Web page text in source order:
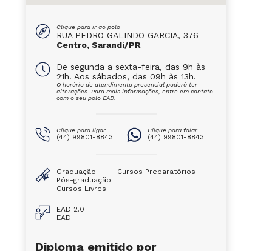
Clique para ir ao polo
RUA PEDRO GALINDO GARCIA, 376 –
Centro, Sarandi/PR
De segunda a sexta-feira, das 9h às
21h. Aos sábados, das 09h às 13h.
O horário de atendimento presencial poderá ter
alterações. Para mais informações, entre em contato
com o seu polo EAD.
Clique para ligar
(44) 99801-8843
Clique para falar
(44) 99801-8843
Graduação
Pós-graduação
Cursos Livres
Cursos Preparatórios
EAD 2.0
EAD
Diploma emitido por